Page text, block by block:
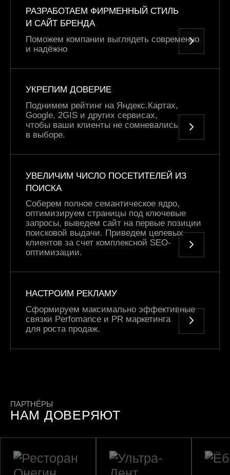
РАЗРАБОТАЕМ ФИРМЕННЫЙ СТИЛЬ
И САЙТ БРЕНДА
Поможем компании выглядеть современно
и надёжно
УКРЕПИМ ДОВЕРИЕ
Поднимем рейтинг на Яндекс.Картах,
Google, 2GIS и других сервисах,
чтобы ваши клиенты не сомневались
в выборе.
УВЕЛИЧИМ ЧИСЛО ПОСЕТИТЕЛЕЙ ИЗ
ПОИСКА
Соберем полное семантическое ядро,
оптимизируем страницы под ключевые
запросы, выведем сайт на первые позиции
поисковой выдачи. Приведем целевых
клиентов за счет комплексной SEO-
оптимизации.
НАСТРОИМ РЕКЛАМУ
Сформируем максимально эффективные
связки Perfomance и PR маркетинга
для роста продаж.
ПАРТНЁРЫ
НАМ ДОВЕРЯЮТ